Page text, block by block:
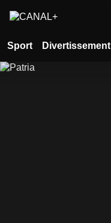
Sport Divertissement